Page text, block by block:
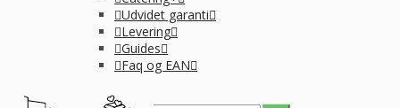
Udvidet garanti
Levering
Guides
Faq og EAN